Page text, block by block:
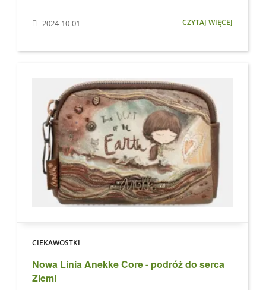
2024-10-01 CZYTAJ WIĘCEJ
CIEKAWOSTKI
Nowa Linia Anekke Core - podróż do serca
Ziemi